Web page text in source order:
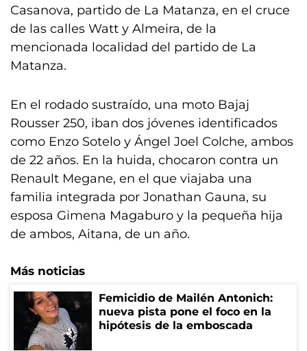
Casanova, partido de La Matanza, en el cruce
de las calles Watt y Almeira, de la
mencionada localidad del partido de La
Matanza.
En el rodado sustraído, una moto Bajaj
Rousser 250, iban dos jóvenes identificados
como Enzo Sotelo y Ángel Joel Colche, ambos
de 22 años. En la huida, chocaron contra un
Renault Megane, en el que viajaba una
familia integrada por Jonathan Gauna, su
esposa Gimena Magaburo y la pequeña hija
de ambos, Aitana, de un año.
Más noticias
Femicidio de Mailén Antonich:
nueva pista pone el foco en la
hipótesis de la emboscada